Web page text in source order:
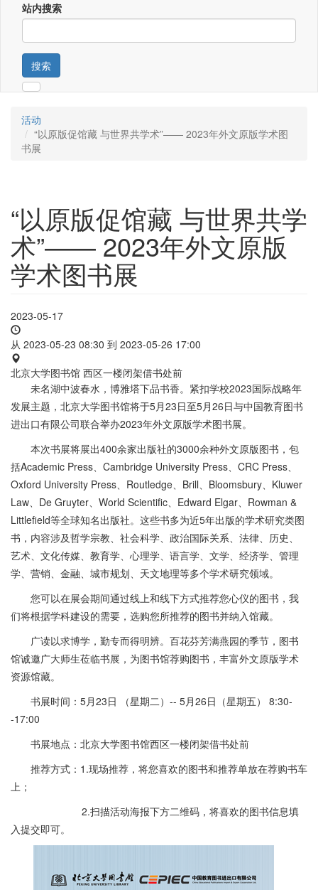
站内搜索
搜索
活动
“以原版促馆藏 与世界共学术”—— 2023年外文原版学术图
书展
“以原版促馆藏 与世界共学
术”—— 2023年外文原版
学术图书展
2023-05-17
从 2023-05-23 08:30 到 2023-05-26 17:00
北京大学图书馆 西区一楼闭架借书处前
未名湖中波春水，博雅塔下品书香。紧扣学校2023国际战略年
发展主题，北京大学图书馆将于5月23日至5月26日与中国教育图书
进出口有限公司联合举办2023年外文原版学术图书展。
本次书展将展出400余家出版社的3000余种外文原版图书，包
括Academic Press、Cambridge University Press、CRC Press、
Oxford University Press、Routledge、Brill、Bloomsbury、Kluwer
Law、De Gruyter、World Scientific、Edward Elgar、Rowman &
Littlefield等全球知名出版社。这些书多为近5年出版的学术研究类图
书，内容涉及哲学宗教、社会科学、政治国际关系、法律、历史、
艺术、文化传媒、教育学、心理学、语言学、文学、经济学、管理
学、营销、金融、城市规划、天文地理等多个学术研究领域。
您可以在展会期间通过线上和线下方式推荐您心仪的图书，我
们将根据学科建设的需要，选购您所推荐的图书并纳入馆藏。
广读以求博学，勤专而得明辨。百花芬芳满燕园的季节，图书
馆诚邀广大师生莅临书展 ，为图书馆荐购图书，丰富外文原版学术
资源馆藏。
书展时间： 5月23日 （星期二）-- 5月26日（星期五） 8:30-
-17:00
书展地点：北京大学图书馆西区一楼闭架借书处前
推荐方式：1.现场推荐，将您喜欢的图书和推荐单放在荐购书车
上；
2.扫描活动海报下方二维码，将喜欢的图书信息填
入提交即可。